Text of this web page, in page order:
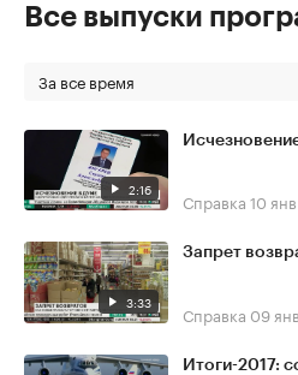
Все выпуски
За все время
2:16 Справка 10
3:33
Запрет
Справка 09
Итоги-2017: